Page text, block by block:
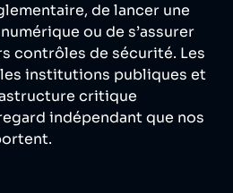
de lancer une
ou de s’assurer
contrôles de sécurité. Les
institutions publiques et
critique
indépendant que nos